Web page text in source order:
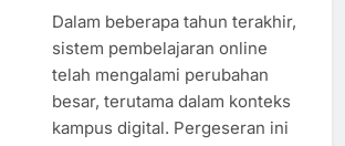
Dalam beberapa tahun terakhir,
sistem pembelajaran online
telah mengalami perubahan
besar, terutama dalam konteks
kampus digital. Pergeseran ini